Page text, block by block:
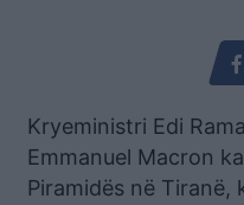
Kryeministri Edi
Emmanuel Macron
Piramidës në Tiranë,